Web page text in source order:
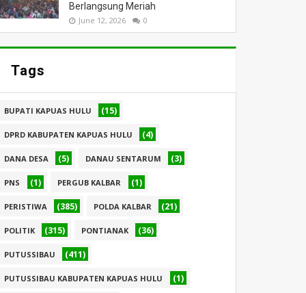
Berlangsung Meriah
June 12, 2026 0
Tags
BUPATI KAPUAS HULU (15)
DPRD KABUPATEN KAPUAS HULU (4)
DANA DESA (5) DANAU SENTARUM (3)
PNS (1) PERGUB KALBAR (1)
PERISTIWA (385) POLDA KALBAR (21)
POLITIK (315) PONTIANAK (36)
PUTUSSIBAU (411)
PUTUSSIBAU KABUPATEN KAPUAS HULU (1)